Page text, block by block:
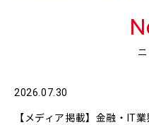
2026.07.30
【メディア掲載】金融・IT